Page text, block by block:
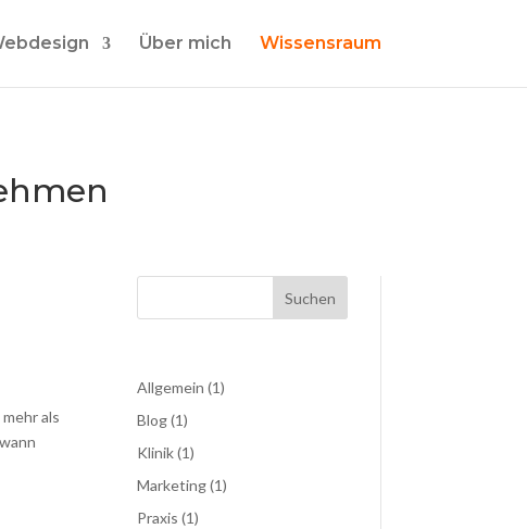
Über mich Wissensraum
als
Suchen
Allgemein (1)
Blog(1)
Klinik(1)
Marketing(1)
Praxis (1)